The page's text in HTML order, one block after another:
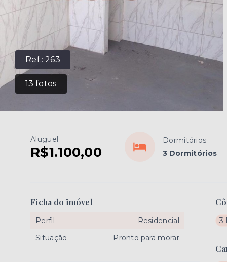
Ref.:263
13 fotos
Aluguel
R$1.100,00
Dormitórios
3 Dormitórios
3
Ficha do imóvel
Perfil
Residencial
Situação
Pronto para morar